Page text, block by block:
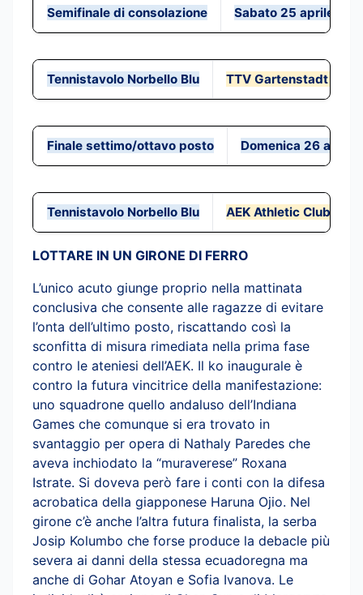
Semifinale di consolazione Sabato 25 aprile
Tennistavolo Norbello Blu TTV Gartenstadt
Finale settimo/ottavo posto Domenica 26 aprile
Tennistavolo Norbello Blu AEK Athletic Club
LOTTARE IN UN GIRONE DI FERRO
L’unico acuto giunge proprio nella mattinata
conclusiva che consente alle ragazze di evitare
l’onta dell’ultimo posto, riscattando così la
sconfitta di misura rimediata nella prima fase
contro le ateniesi dell’AEK. Il ko inaugurale è
contro la futura vincitrice della manifestazione:
uno squadrone quello andaluso dell’Indiana
Games che comunque si era trovato in
svantaggio per opera di Nathaly Paredes che
aveva inchiodato la “muraverese” Roxana
Istrate. Si doveva però fare i conti con la difesa
acrobatica della giapponese Haruna Ojio. Nel
girone c’è anche l’altra futura finalista, la serba
Josip Kolumbo che forse produce la debacle più
severa ai danni della stessa ecuadoregna ma
anche di Gohar Atoyan e Sofia Ivanova. Le